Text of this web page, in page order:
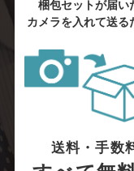
梱包セットが届い
カメラを入れて送る
送料・手数